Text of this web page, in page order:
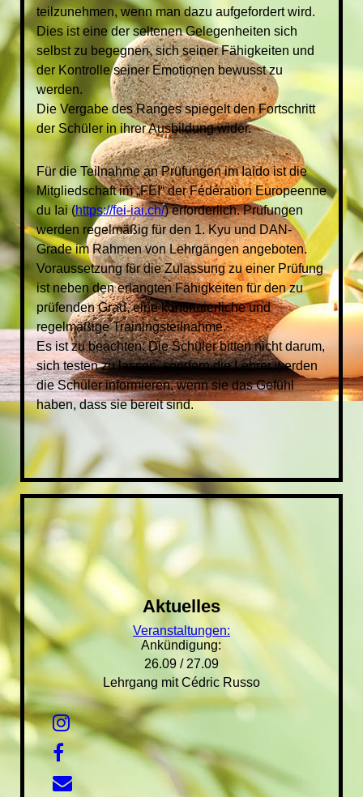
teilzunehmen, wenn man dazu aufgefordert wird.
Dies ist eine der seltenen Gelegenheiten sich
selbst zu begegnen, sich seiner Fähigkeiten und
der Kontrolle seiner Emotionen bewusst zu
werden.
Die Vergabe des Ranges spiegelt den Fortschritt
der Schüler in ihrer Ausbildung wider.
Für die Teilnahme an Prüfungen im Iaido ist die
Mitgliedschaft im „FEI“ der Fédération Europeenne
du Iai (https://fei-iai.ch/) erforderlich. Prüfungen
werden regelmäßig für den 1. Kyu und DAN-
Grade im Rahmen von Lehrgängen angeboten.
Voraussetzung für die Zulassung zu einer Prüfung
ist neben den erlangten Fähigkeiten für den zu
prüfenden Grad, eine kontinuierliche und
regelmäßige Trainingsteilnahme.
Es ist zu beachten: Die Schüler bitten nicht darum,
sich testen zu lassen, sondern die Lehrer werden
die Schüler informieren, wenn sie das Gefühl
haben, dass sie bereit sind.
Aktuelles
Veranstaltungen:
Ankündigung:
26.09 / 27.09
Lehrgang mit Cédric Russo